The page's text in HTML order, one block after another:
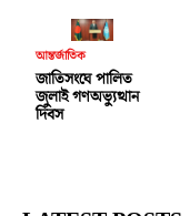
আন্তর্জাতিক
জাতিসংঘে পালিত
জুলাই গণঅভ্যুত্থান
দিবস